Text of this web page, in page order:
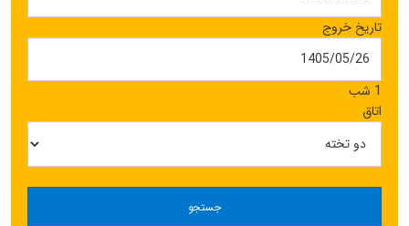
تاریخ خروج
1 شب
اتاق
جستجو